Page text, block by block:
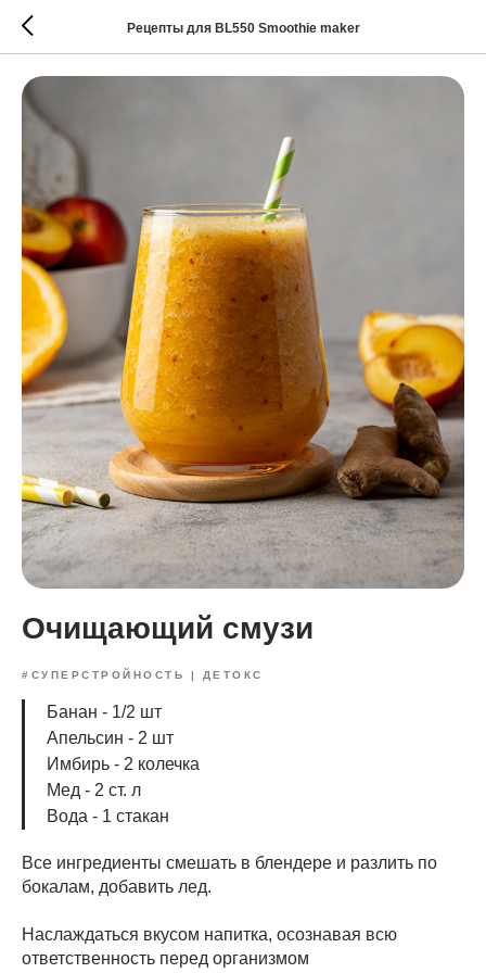
Рецепты для BL550 Smoothie maker
Очищающий смузи
#СУПЕРСТРОЙНОСТЬ | ДЕТОКС
Банан - 1/2 шт
Апельсин - 2 шт
Имбирь - 2 колечка
Мед - 2 ст. л
Вода - 1 стакан
Все ингредиенты смешать в блендере и разлить по
бокалам, добавить лед.
Наслаждаться вкусом напитка, осознавая всю
ответственность перед организмом